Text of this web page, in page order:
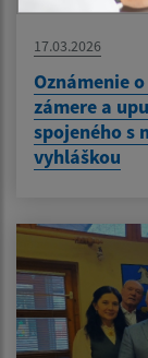
17.03.2026
Oznámenie
zámere a
spojeného s
vyhláškou